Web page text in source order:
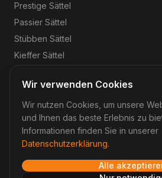
Prestige Sättel
Passier Sättel
Stübben Sättel
Kieffer Sättel
©2026 Reitsport-Rheinmain –
Rechte vorbehalten.
Impressum Datenschutz
Wir verwenden Cookies
Wir nutzen Cookies, um unsere
und Ihnen das beste Erlebnis zu
Informationen finden Sie in unserer
Datenschutzerklärung.
Alle